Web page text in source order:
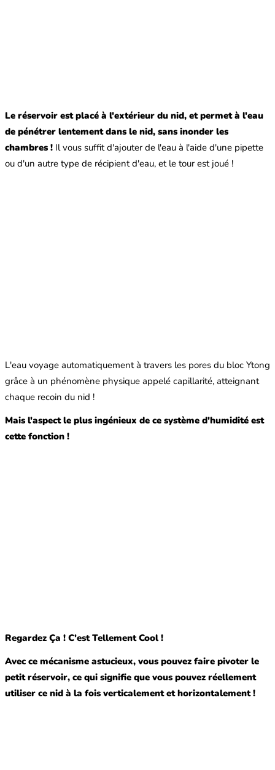
Le réservoir est placé à l'extérieur du nid, et permet à l'eau
de pénétrer lentement dans le nid, sans inonder les
chambres ! Il vous suffit d'ajouter de l'eau à l'aide d'une pipette
ou d'un autre type de récipient d'eau, et le tour est joué !
L'eau voyage automatiquement à travers les pores du bloc Ytong
grâce à un phénomène physique appelé capillarité, atteignant
chaque recoin du nid !
Mais l'aspect le plus ingénieux de ce système d'humidité est
cette fonction !
Regardez Ça ! C'est Tellement Cool !
Avec ce mécanisme astucieux, vous pouvez faire pivoter le
petit réservoir, ce qui signifie que vous pouvez réellement
utiliser ce nid à la fois verticalement et horizontalement !